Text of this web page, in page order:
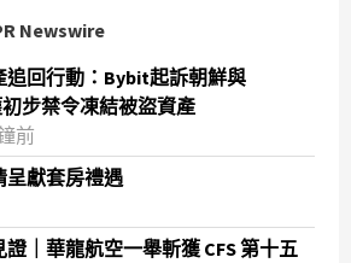
Newswire
追回行動：Bybit起訴朝鮮與
步禁令凍結被盜資產
前
呈獻套房禮遇
｜華龍航空一舉斬獲 CFS 第十五